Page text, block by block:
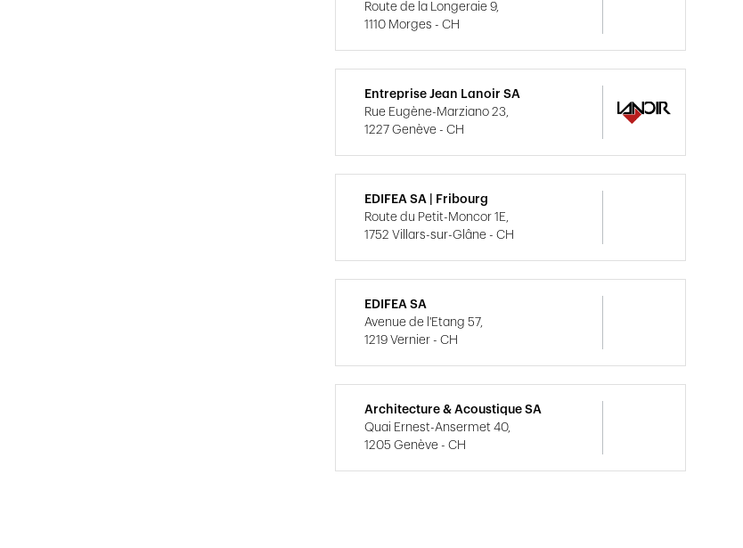
Route de la Longeraie 9,
1110 Morges - CH
Entreprise Jean Lanoir SA
Rue Eugène-Marziano 23,
1227 Genève - CH
EDIFEA SA | Fribourg
Route du Petit-Moncor 1E,
1752 Villars-sur-Glâne - CH
EDIFEA SA
Avenue de l'Etang 57,
1219 Vernier - CH
Architecture & Acoustique SA
Quai Ernest-Ansermet 40,
1205 Genève - CH